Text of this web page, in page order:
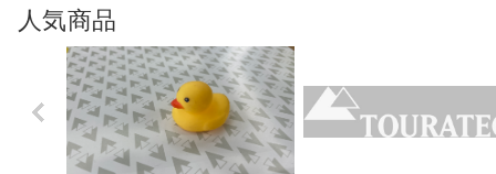
人気商品
Previo
us